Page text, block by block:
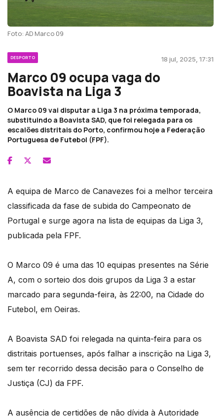
Foto: AD Marco 09
DESPORTO 18 jul, 2025, 17:31
Marco 09 ocupa vaga do
Boavista na Liga 3
O Marco 09 vai disputar a Liga 3 na próxima temporada,
substituindo a Boavista SAD, que foi relegada para os
escalões distritais do Porto, confirmou hoje a Federação
Portuguesa de Futebol (FPF).
A equipa de Marco de Canavezes foi a melhor terceira
classificada da fase de subida do Campeonato de
Portugal e surge agora na lista de equipas da Liga 3,
publicada pela FPF.
O Marco 09 é uma das 10 equipas presentes na Série
A, com o sorteio dos dois grupos da Liga 3 a estar
marcado para segunda-feira, às 22:00, na Cidade do
Futebol, em Oeiras.
A Boavista SAD foi relegada na quinta-feira para os
distritais portuenses, após falhar a inscrição na Liga 3,
sem ter recorrido dessa decisão para o Conselho de
Justiça (CJ) da FPF.
A ausência de certidões de não dívida à Autoridade